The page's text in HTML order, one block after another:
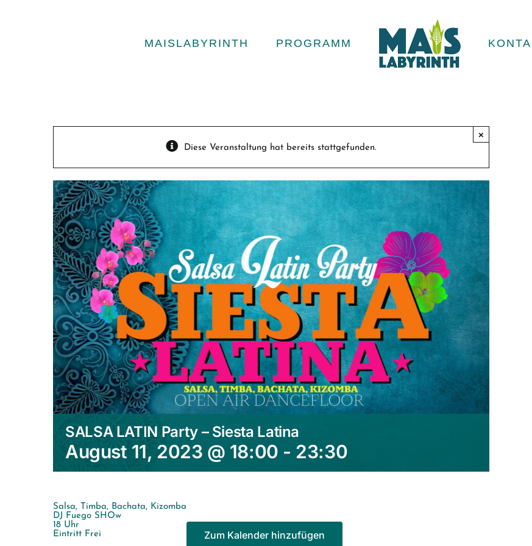
MAISLABYRINTH PROGRAMM
Diese Veranstaltung hat bereits stattgefunden.
×
SALSA LATIN Party – Siesta Latina
August 11, 2023 @ 18:00 - 23:30
Salsa, Timba, Bachata, Kizomba
DJ Fuego SHOw
18 Uhr
Eintritt Frei
Zum Kalender hinzufügen